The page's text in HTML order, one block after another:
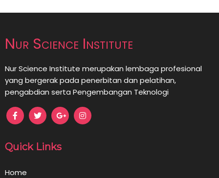
Nur Science Institute
Nur Science Institute merupakan lembaga profesional
yang bergerak pada penerbitan dan pelatihan,
pengabdian serta Pengembangan Teknologi
Quick Links
Home